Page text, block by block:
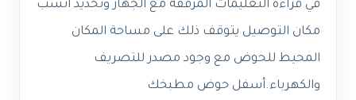
في قراءة التعليمات المرفقة مع الجهاز وتحديد أنسب
مكان التوصيل يتوقف ذلك على مساحة المكان
المحيط للحوض مع وجود مصدر للتصريف
والكهرباء.أسفل حوض مطبخك